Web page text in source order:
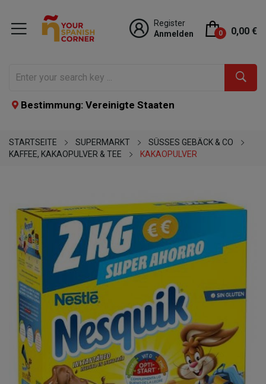
Register
Anmelden
0 0,00 €
Bestimmung: Vereinigte Staaten
STARTSEITE SUPERMARKT
SÜSSES GEBÄCK & CO
KAFFEE, KAKAOPULVER & TEE
KAKAOPULVER